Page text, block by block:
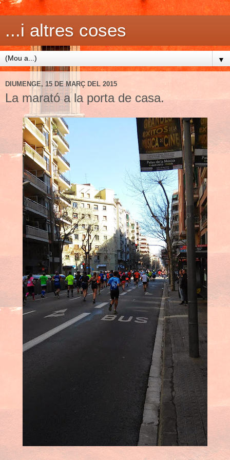
...i altres coses
▼
DIUMENGE, 15 DE MARÇ DEL 2015
La marató a la porta de casa.